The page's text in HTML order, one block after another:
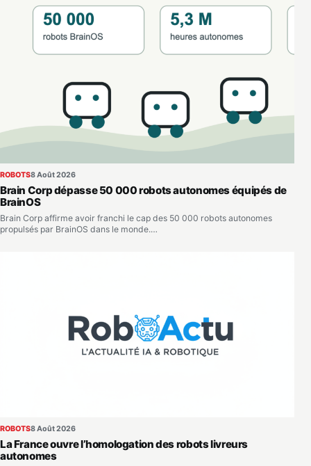
ROBOTS8 Août 2026
Brain Corp dépasse 50 000 robots autonomes équipés de
BrainOS
Brain Corp affirme avoir franchi le cap des 50 000 robots autonomes
propulsés par BrainOS dans le monde.…
ROBOTS8 Août 2026
La France ouvre l’homologation des robots livreurs
autonomes